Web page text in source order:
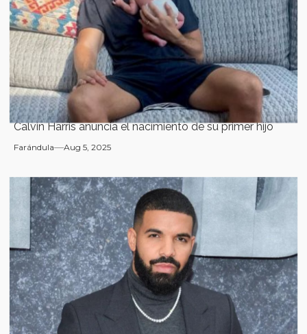
Calvin Harris anuncia el nacimiento de su primer hijo
Farándula Aug 5, 2025